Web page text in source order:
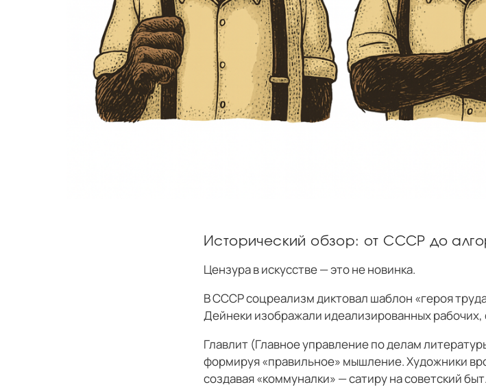
Исторический обзор: от СССР до
Цензура в искусстве — это не новинка.
В СССР соцреализм диктовал шаблон «героя
Дейнеки изображали идеализированных рабочих,
Главлит (Главное управление по делам
формируя «правильное» мышление. Художники
создавая «коммуналки» — сатиру на советский быт.